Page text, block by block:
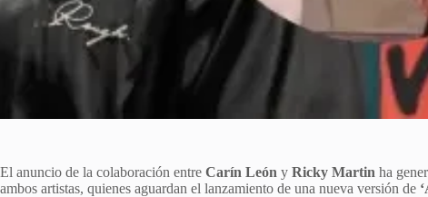
El anuncio de la colaboración entre Carín León y Ricky Martin ha
ambos artistas, quienes aguardan el lanzamiento de una nueva versión de